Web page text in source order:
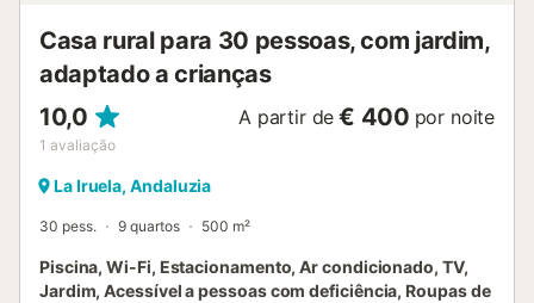
Casa rural para 30 pessoas, com jardim,
adaptado a crianças
10,0
1 avaliação
A partir de € 400 por noite
La Iruela, Andaluzia
30 pess. 9 quartos 500 m²
Piscina, Wi-Fi, Estacionamento, Ar condicionado, TV,
Jardim, Acessível a pessoas com deficiência, Roupas de